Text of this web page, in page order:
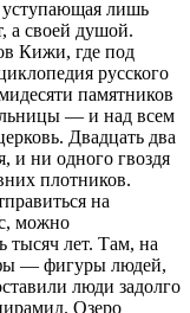
лишь
а своей душой.
Кижи, где под
русского
памятников
— и над всем
Двадцать два
и ни одного гвоздя
плотников.
на
можно
тысяч лет. Там, на
— фигуры людей,
люди задолго
Озеро